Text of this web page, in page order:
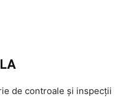
de controale și inspecții